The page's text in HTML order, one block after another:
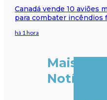
Canadá vende 10 aviões
para combater incêndios
há 1 hora
Mais
Notícias